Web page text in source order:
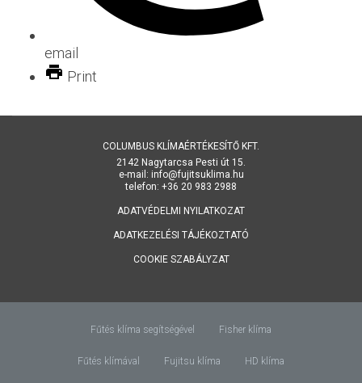
email
Print
COLUMBUS KLÍMAÉRTÉKESÍTŐ KFT.
2142 Nagytarcsa Pesti út 15.
e-mail: info@fujitsuklima.hu
telefon: +36 20 983 2988
ADATVÉDELMI NYILATKOZAT
ADATKEZELÉSI TÁJÉKOZTATÓ
COOKIE SZABÁLYZAT
Fűtés klíma segítségével Fisher klíma
Fűtés klímával Fujitsu klíma HD klíma